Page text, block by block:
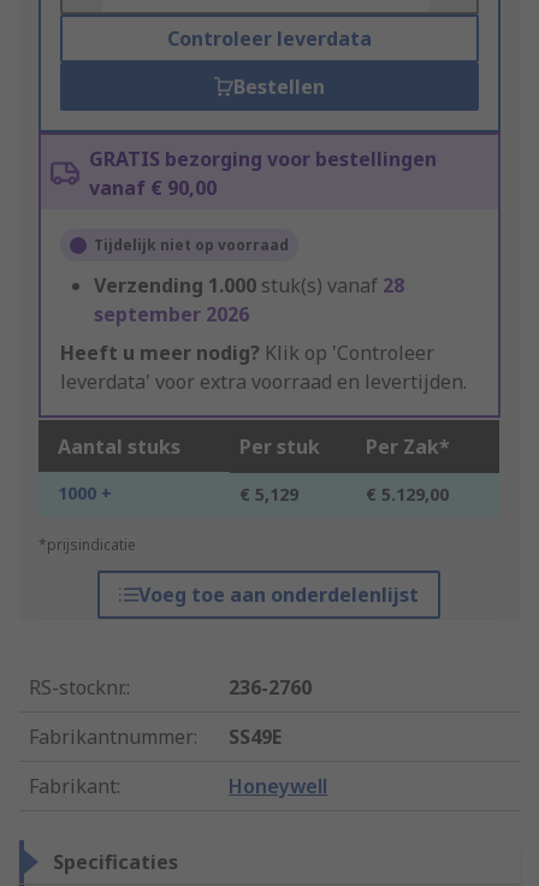
Controleer leverdata
Bestellen
GRATIS bezorging voor bestellingen
vanaf € 90,00
Tijdelijk niet op voorraad
Verzending 1.000 stuk(s) vanaf 28
september 2026
Heeft u meer nodig? Klik op 'Controleer
leverdata' voor extra voorraad en levertijden.
Aantal stuks Per stuk Per Zak*
1000 + € 5,129 € 5.129,00
*prijsindicatie
Voeg toe aan onderdelenlijst
RS-stocknr.:
236-2760
Fabrikantnummer:
SS49E
Fabrikant: Honeywell
Specificaties